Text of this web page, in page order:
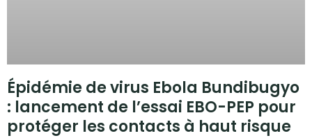
Épidémie de virus Ebola Bundibugyo
: lancement de l’essai EBO-PEP pour
protéger les contacts à haut risque